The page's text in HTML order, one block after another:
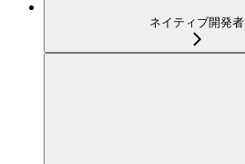
ネイティブ開発者